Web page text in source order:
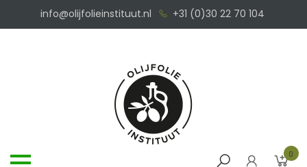
info@olijfolieinstituut.nl +31 (0)30 22 70 104
0